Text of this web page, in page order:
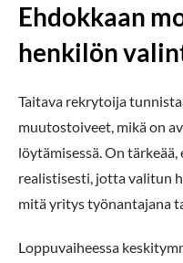
Ehdokkaan
henkilön
Taitava rekrytoija
muutostoiveet, mikä on
löytämisessä. On
realistisesti, jotta valitun
mitä yritys työnantajana
Loppuvaiheessa